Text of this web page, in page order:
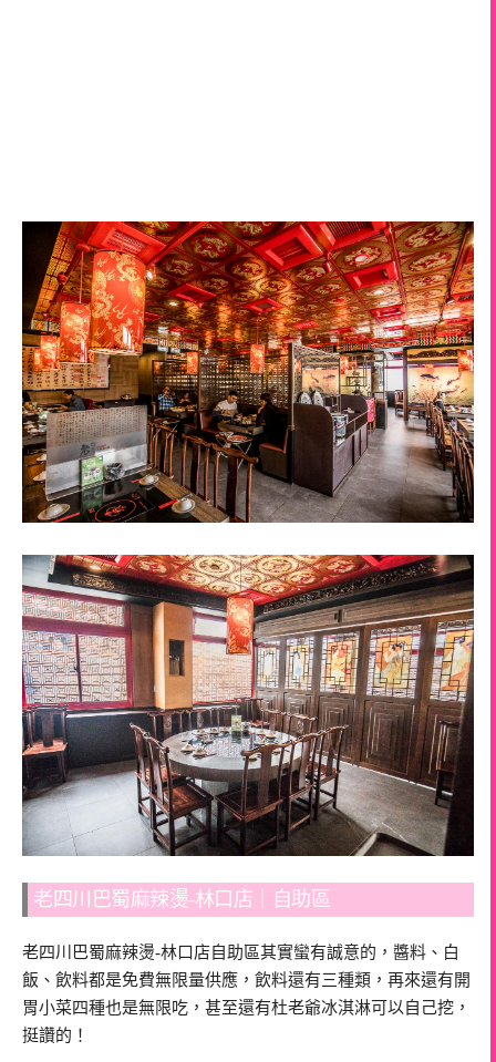
老四川巴蜀麻辣燙-林口店｜自助區
老四川巴蜀麻辣燙-林口店自助區其實蠻有誠意的，醬料、白
飯、飲料都是免費無限量供應，飲料還有三種類，再來還有開
胃小菜四種也是無限吃，甚至還有杜老爺冰淇淋可以自己挖，
挺讚的！